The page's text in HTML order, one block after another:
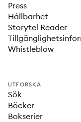
Press
Hållbarhet
Storytel Reader
Whistleblow
UTFORSKA
Sök
Böcker
Bokserier